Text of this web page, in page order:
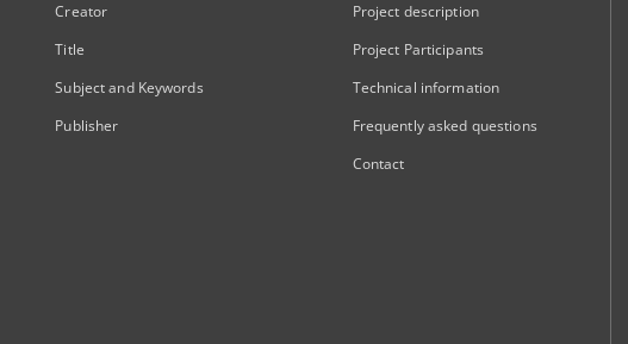
Creator
Title
Subject and Keywords
Publisher
Project description
Project Participants
Technical information
Frequently asked questions
Contact